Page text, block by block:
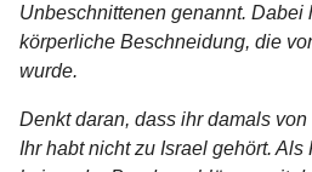
Unbeschnittenen genannt. Dabei
körperliche Beschneidung, die
wurde.
Denkt daran, dass ihr damals
Ihr habt nicht zu Israel gehört. Als